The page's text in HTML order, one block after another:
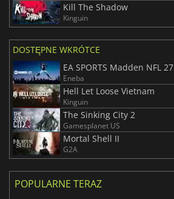
Kill The Shadow
Kinguin
DOSTĘPNE WKRÓTCE
EA SPORTS Madden NFL 27
Eneba
Hell Let Loose Vietnam
Kinguin
The Sinking City 2
Gamesplanet US
Mortal Shell II
G2A
POPULARNE TERAZ